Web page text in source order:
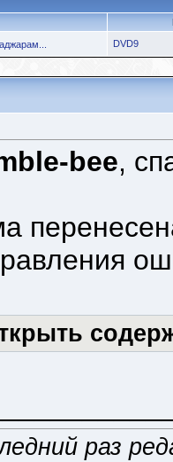
DVD9
bee,
раз